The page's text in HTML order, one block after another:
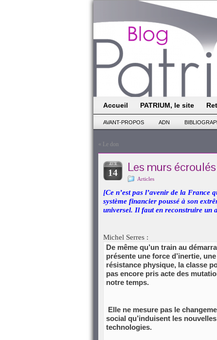
Accueil PATRIUM, le site
AVANT-PROPOS ADN
« Le don
AVR
14 Les murs
Articles
[Ce n’est pas l’avenir de la France
système financier poussé à son
universel. Il faut en reconstruire un
Michel Serres :
De même qu’un train au
présente une force d’inertie, une
résistance physique, la classe
pas encore pris acte des
notre temps.
Elle ne mesure pas le
social qu’induisent les nouvelles
technologies.